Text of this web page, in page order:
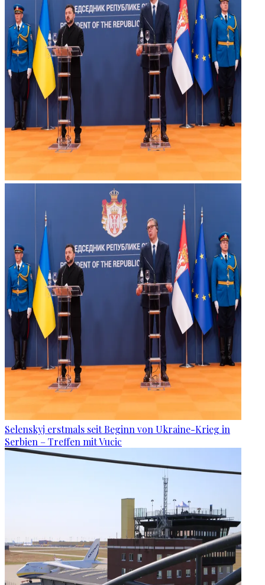
Selenskyj erstmals seit Beginn von Ukraine-Krieg in
Serbien – Treffen mit Vucic